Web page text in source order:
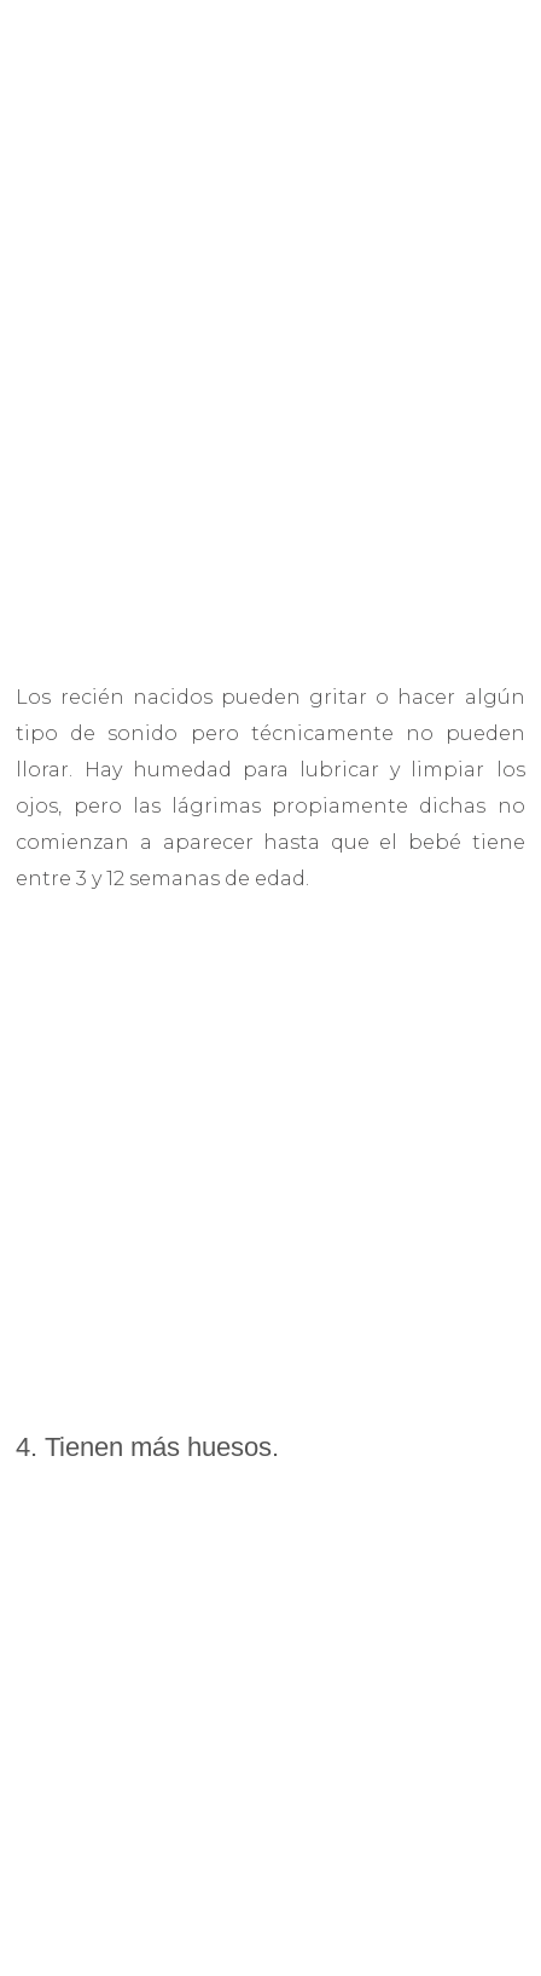
Los recién nacidos pueden gritar o hacer algún
tipo de sonido pero técnicamente no pueden
llorar. Hay humedad para lubricar y limpiar los
ojos, pero las lágrimas propiamente dichas no
comienzan a aparecer hasta que el bebé tiene
entre 3 y 12 semanas de edad.
4. Tienen más huesos.